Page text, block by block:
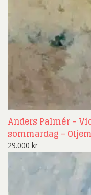
Anders Palmér –
sommardag –
29.000 kr